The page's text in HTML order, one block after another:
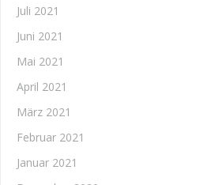
Juli 2021
Juni 2021
Mai 2021
April 2021
März 2021
Februar 2021
Januar 2021